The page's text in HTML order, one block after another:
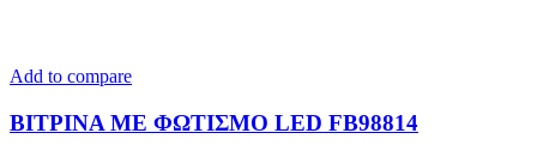
Add to compare
ΒΙΤΡΙΝΑ ΜΕ ΦΩΤΙΣΜΟ LED FB98814